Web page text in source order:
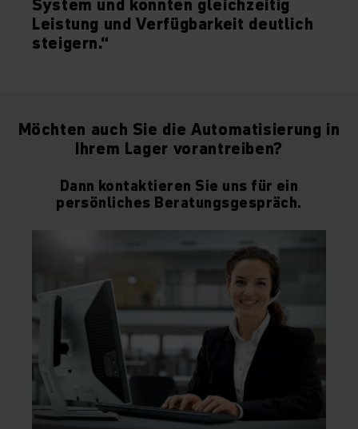
System und konnten gleichzeitig
Leistung und Verfügbarkeit deutlich
steigern.“
Möchten auch Sie die Automatisierung in
Ihrem Lager vorantreiben?
Dann kontaktieren Sie uns für ein
persönliches Beratungsgespräch.